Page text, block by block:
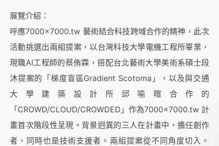
展覽介紹：
呼應7000×7000.tw 藝術結合科技跨域合作的精神，此次
活動挑選出兩組提案，以台灣科技大學電機工程所畢業，
現職AI工程師的蔡侑霖，搭配台北藝術大學美術系碩士段
沐提案的「梯度盲區Gradient Scotoma」，以及與交通
大學建築設計所邱喻暄合作的
「CROWD/CLOUD/CROWDED」作為7000×7000.tw 計
畫首次階段性呈現。背景迥異的三人在計畫中，擔任創作
者，同時也是技術支援者。兩組提案從不同角度切入。